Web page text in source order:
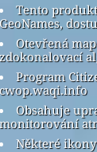
Tento
GeoNames,
Otevřená
zdokonalovací
Program
cwop.waqi.info
Obsahuje
monitorování
Některé